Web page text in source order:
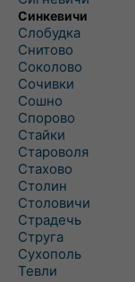
Синкевичи
Слобудка
Снитово
Соколово
Сочивки
Сошно
Спорово
Стайки
Староволя
Стахово
Столин
Столовичи
Страдечь
Струга
Сухополь
Тевли